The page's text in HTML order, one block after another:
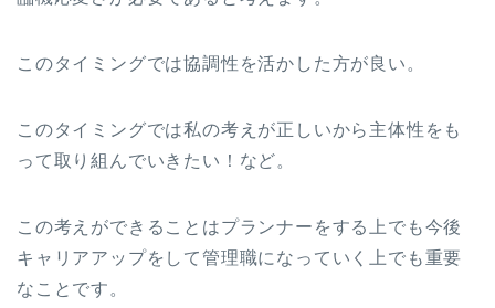
このタイミングでは協調性を活かした方が良い。
このタイミングでは私の考えが正しいから主体性をも
って取り組んでいきたい！など。
この考えができることはプランナーをする上でも今後
キャリアアップをして管理職になっていく上でも重要
なことです。